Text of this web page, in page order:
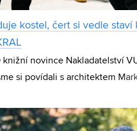
kostel, čert si vedle
knižní novince Nakladatelství
si povídali s architektem